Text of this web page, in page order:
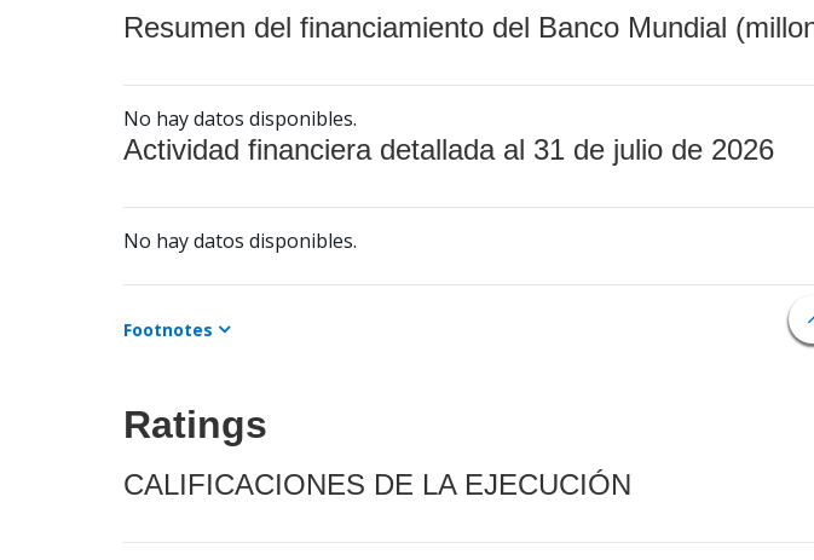
Resumen del financiamiento del Banco Mundial
No hay datos disponibles.
Actividad financiera detallada al 31 de julio de 2026
No hay datos disponibles.
Footnotes
Ratings
CALIFICACIONES DE LA EJECUCIÓN